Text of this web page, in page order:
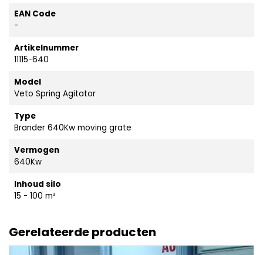
EAN Code
-
Artikelnummer
11115-640
Model
Veto Spring Agitator
Type
Brander 640Kw moving grate
Vermogen
640Kw
Inhoud silo
15 - 100 m³
Gerelateerde producten